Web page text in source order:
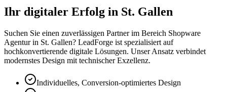
Ihr digitaler Erfolg in St. Gallen
Suchen Sie einen zuverlässigen Partner im Bereich Shopware
Agenturin St. Gallen? LeadForge ist spezialisiert auf
hochkonvertierende digitale Lösungen. Unser Ansatz verbindet
modernstes Design mit technischer Exzellenz.
Individuelles, Conversion-optimiertes Design